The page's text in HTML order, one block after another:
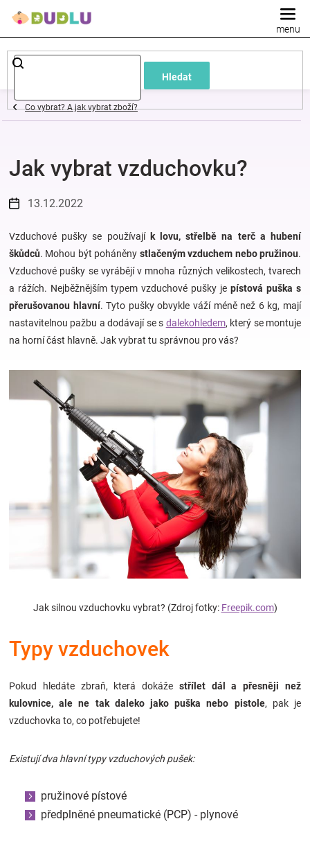
Hledat
Dětské
a
oblečení
Pokojíček
a
kojenecká
výbava
Hračky
Hračkářství
Co vybrat? A jak vybrat zboží?
Jak vybrat vzduchovku?
13.12.2022
Vzduchové pušky se používají k lovu, střelbě na terč a hubení
škůdců. Mohou být poháněny stlačeným vzduchem nebo pružinou.
Vzduchové pušky se vyrábějí v mnoha různých velikostech, tvarech
a rážích. Nejběžnějším typem vzduchové pušky je pístová puška s
přerušovanou hlavní. Tyto pušky obvykle váží méně než 6 kg, mají
nastavitelnou pažbu a dodávají se s dalekohledem, který se montuje
na horní část hlavně. Jak vybrat tu správnou pro vás?
Jak silnou vzduchovku vybrat? (Zdroj fotky: Freepik.com)
Typy vzduchovek
Pokud hledáte zbraň, která dokáže střílet dál a přesněji než
kulovnice, ale ne tak daleko jako puška nebo pistole, pak je
vzduchovka to, co potřebujete!
Existují dva hlavní typy vzduchových pušek:
pružinové pístové
předplněné pneumatické (PCP) - plynové